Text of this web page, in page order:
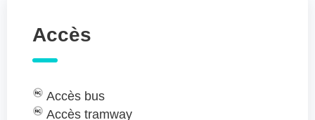
Accès
Accès bus
Accès tramway